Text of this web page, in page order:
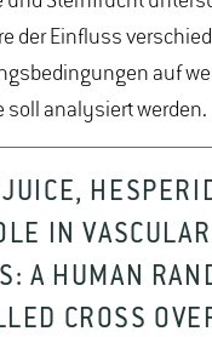
der Einfluss
auf
soll analysiert werden.
IN
A HUMAN
CROSS